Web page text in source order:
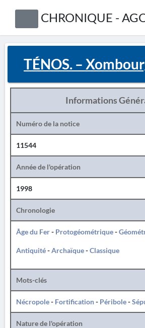
CHRONIQUE -
TÉNOS. –
Informations
Numéro de la notice
11544
Année de l'opération
1998
Chronologie
Âge du Fer- Protogéométrique-
Antiquité-Archaïque-Classique
Mots-clés
Nécropole- Fortification- Péribole-
Nature de l'opération